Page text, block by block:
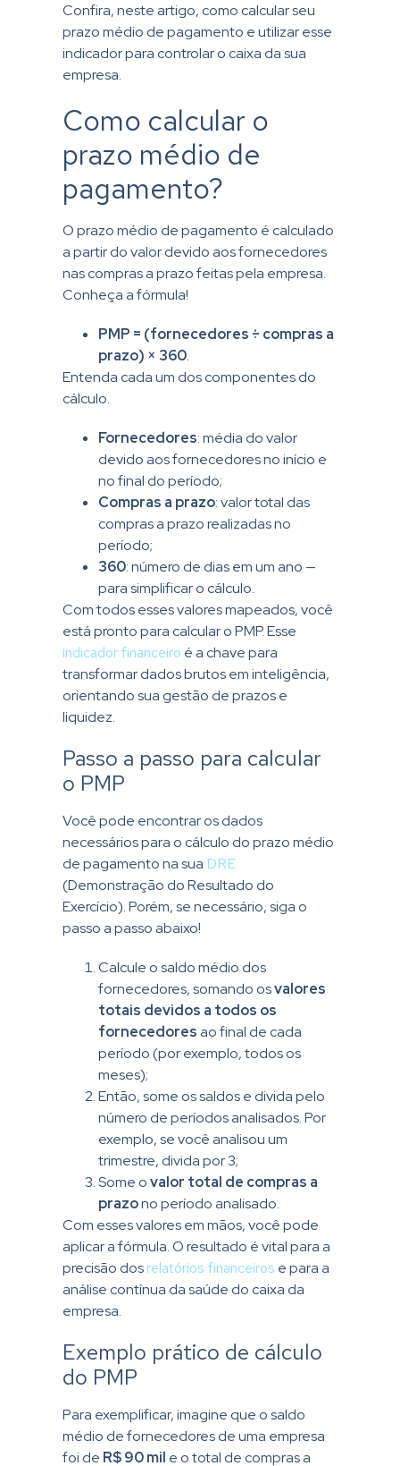
Confira, neste artigo, como calcular seu
prazo médio de pagamento e utilizar esse
indicador para controlar o caixa da sua
empresa.
Como calcular o
prazo médio de
pagamento?
O prazo médio de pagamento é calculado
a partir do valor devido aos fornecedores
nas compras a prazo feitas pela empresa.
Conheça a fórmula!
PMP = (fornecedores ÷ compras a
prazo) × 360.
Entenda cada um dos componentes do
cálculo.
Fornecedores:média do valor
devido aos fornecedores no início e
no final do período;
Compras a prazo:valor total das
compras a prazo realizadas no
período;
360:número de dias em um ano —
para simplificar o cálculo.
Com todos esses valores mapeados, você
está pronto para calcular o PMP. Esse
indicador financeiro é a chave para
transformar dados brutos em inteligência,
orientando sua gestão de prazos e
liquidez.
Passo a passo para calcular
o PMP
Você pode encontrar os dados
necessários para o cálculo do prazo médio
de pagamento na sua DRE
(Demonstração do Resultado do
Exercício). Porém, se necessário, siga o
passo a passo abaixo!
Calcule o saldo médio dos
fornecedores, somando osvalores
totais devidos a todos os
fornecedoresao final de cada
período (por exemplo, todos os
meses);
Então, some os saldos e divida pelo
número de períodos analisados. Por
exemplo, se você analisou um
trimestre, divida por 3;
Some ovalor total de compras a
prazono período analisado.
Com esses valores em mãos, você pode
aplicar a fórmula. O resultado é vital para a
precisão dosrelatórios financeiros e para a
análise contínua da saúde do caixa da
empresa.
Exemplo prático de cálculo
do PMP
Para exemplificar, imagine que o saldo
médio de fornecedores de uma empresa
foi de R$ 90 mil e o total de compras a